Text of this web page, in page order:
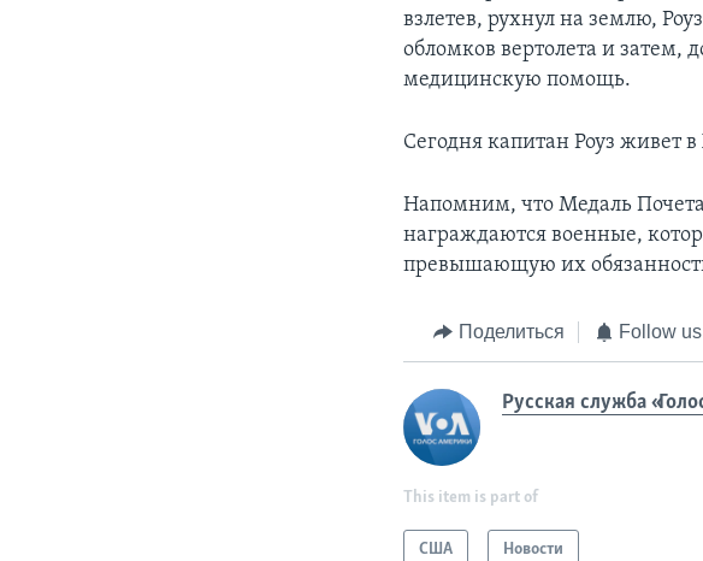
взлетев, рухнул на землю,
обломков вертолета и затем,
медицинскую помощь.
Сегодня капитан Роуз живет
Напомним, что Медаль
награждаются военные,
превышающую их
Поделиться Follow us
Русская служба
This item is part of
США Новости